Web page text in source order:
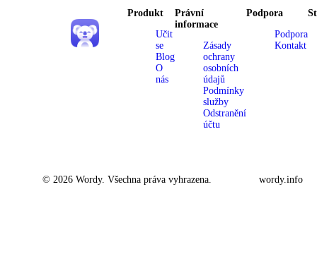
Produkt
Učit
se
Blog
O
nás
Právní
informace
Zásady
ochrany
osobních
údajů
Podmínky
služby
Odstranění
účtu
Podpora
Podpora
Kontakt
© 2026 Wordy. Všechna práva vyhrazena. wordy.info